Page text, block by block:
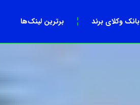
بانک وکلای برند برترین لینک‌ها